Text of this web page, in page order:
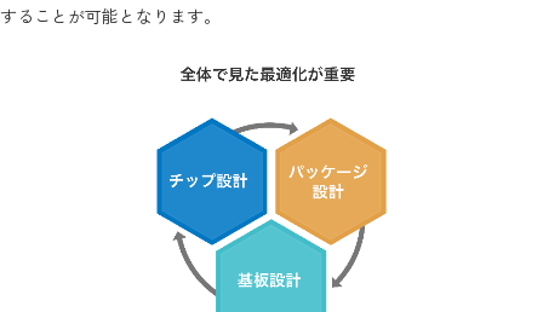
することが可能となります。